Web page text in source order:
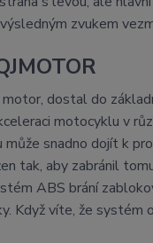
zvukem
dostal do
motocyklu v
může snadno dojít k
tak, aby zabránil
ABS brání
Když víte, že